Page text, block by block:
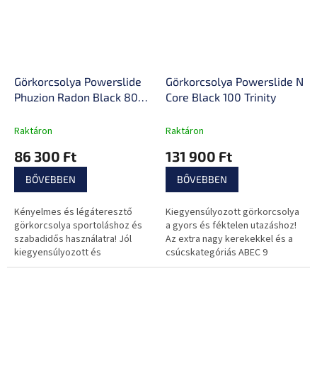
Görkorcsolya Powerslide
Phuzion Radon Black 80
Raktáron
86 300 Ft
BŐVEBBEN
Kényelmes és légáteresztő
görkorcsolya sportoláshoz és
szabadidős használatra! Jól
kiegyensúlyozott és
hihetetlenül stabil!
Görkorcsolya Powerslide
Core Black 100 Trinity
Raktáron
131 900 Ft
BŐVEBBEN
Kiegyensúlyozott görkorcsolya
a gyors és féktelen utazáshoz!
Az extra nagy kerekekkel és a
csúcskategóriás ABEC 9
csapágyakkal semmi sem fog